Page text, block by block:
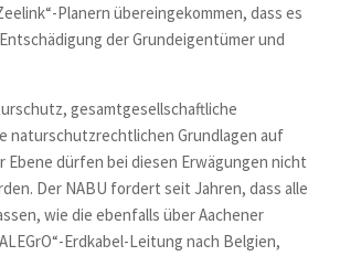
Planern übereingekommen, dass es
der Grundeigentümer und
gesamtgesellschaftliche
naturschutzrechtlichen Grundlagen auf
Ebene dürfen bei diesen Erwägungen nicht
Der NABU fordert seit Jahren, dass alle
wie die ebenfalls über Aachener
Erdkabel-Leitung nach Belgien,